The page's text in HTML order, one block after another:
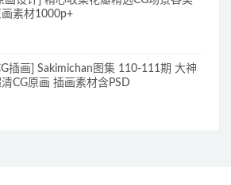
画素材1000p+
插画] Sakimichan图集 110-111期 大神
CG原画 插画素材含PSD